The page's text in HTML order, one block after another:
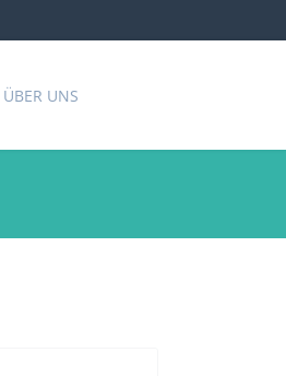
ÜBER UNS